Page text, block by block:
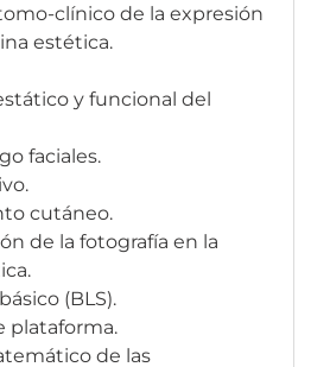
clínico de la expresión
estética.
y funcional del
faciales.
cutáneo.
de la fotografía en la
(BLS).
plataforma.
de las